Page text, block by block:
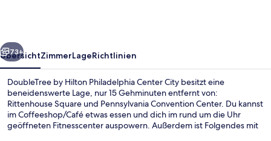
Weiter
73+
ÜbersichtZimmerLageRichtlinien
DoubleTree by Hilton Philadelphia Center City besitzt eine
beneidenswerte Lage, nur 15 Gehminuten entfernt von:
Rittenhouse Square und Pennsylvania Convention Center. Du kannst
im Coffeeshop/Café etwas essen und dich im rund um die Uhr
geöffneten Fitnesscenter auspowern. Außerdem ist Folgendes mit